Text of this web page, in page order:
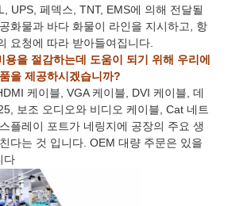
UPS, 페덱스, TNT, EMS에 의해 전달될
화물과 바다 화물이 라인을 지시하고, 항
요청에 따라 받아들여집니다.
을 절감하는데 도움이 되기 위해 우리에
을 제공하시겠습니까?
케이블, VGA 케이블, DVI 케이블, 데
보조 오디오와 비디오 케이블, Cat 네트
플레이 포트가 네링지에 공장의 주요 생
다는 것 입니다. OEM 대량 주문은 있을
다